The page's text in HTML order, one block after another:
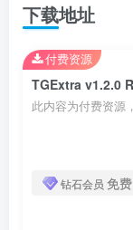
下载地址
TGExtra v1.2.0
此内容为付费资源
钻石会员 免费
付费资源